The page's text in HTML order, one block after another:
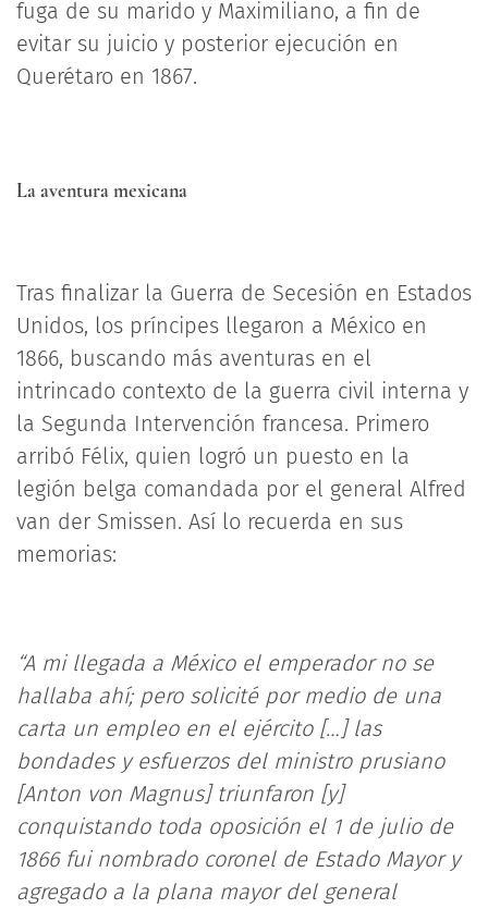
fuga de su marido y Maximiliano, a fin de
evitar su juicio y posterior ejecución en
Querétaro en 1867.
La aventura mexicana
Tras finalizar la Guerra de Secesión en Estados
Unidos, los príncipes llegaron a México en
1866, buscando más aventuras en el
intrincado contexto de la guerra civil interna y
la Segunda Intervención francesa. Primero
arribó Félix, quien logró un puesto en la
legión belga comandada por el general Alfred
van der Smissen. Así lo recuerda en sus
memorias:
“A mi llegada a México el emperador no se
hallaba ahí; pero solicité por medio de una
carta un empleo en el ejército […] las
bondades y esfuerzos del ministro prusiano
[Anton von Magnus] triunfaron [y]
conquistando toda oposición el 1 de julio de
1866 fui nombrado coronel de Estado Mayor y
agregado a la plana mayor del general